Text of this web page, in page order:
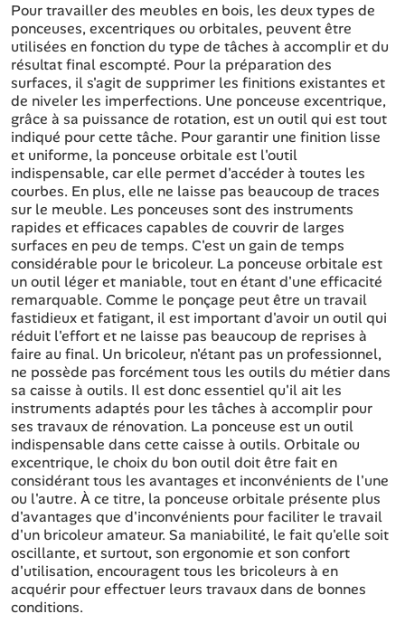
Pour travailler des meubles en bois, les deux types de
ponceuses, excentriques ou orbitales, peuvent être
utilisées en fonction du type de tâches à accomplir et du
résultat final escompté. Pour la préparation des
surfaces, il s'agit de supprimer les finitions existantes et
de niveler les imperfections. Une ponceuse excentrique,
grâce à sa puissance de rotation, est un outil qui est tout
indiqué pour cette tâche. Pour garantir une finition lisse
et uniforme, la ponceuse orbitale est l'outil
indispensable, car elle permet d'accéder à toutes les
courbes. En plus, elle ne laisse pas beaucoup de traces
sur le meuble. Les ponceuses sont des instruments
rapides et efficaces capables de couvrir de larges
surfaces en peu de temps. C'est un gain de temps
considérable pour le bricoleur. La ponceuse orbitale est
un outil léger et maniable, tout en étant d'une efficacité
remarquable. Comme le ponçage peut être un travail
fastidieux et fatigant, il est important d'avoir un outil qui
réduit l'effort et ne laisse pas beaucoup de reprises à
faire au final. Un bricoleur, n'étant pas un professionnel,
ne possède pas forcément tous les outils du métier dans
sa caisse à outils. Il est donc essentiel qu'il ait les
instruments adaptés pour les tâches à accomplir pour
ses travaux de rénovation. La ponceuse est un outil
indispensable dans cette caisse à outils. Orbitale ou
excentrique, le choix du bon outil doit être fait en
considérant tous les avantages et inconvénients de l'une
ou l'autre. À ce titre, la ponceuse orbitale présente plus
d'avantages que d'inconvénients pour faciliter le travail
d'un bricoleur amateur. Sa maniabilité, le fait qu'elle soit
oscillante, et surtout, son ergonomie et son confort
d'utilisation, encouragent tous les bricoleurs à en
acquérir pour effectuer leurs travaux dans de bonnes
conditions.